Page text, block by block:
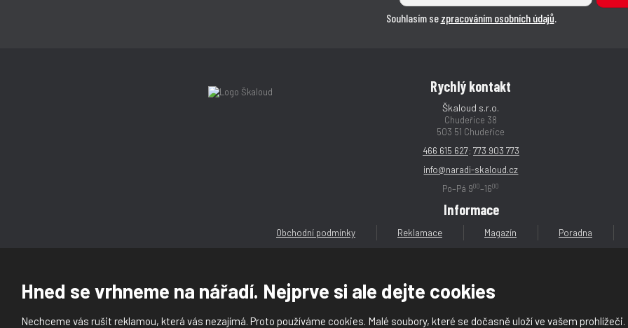
Hned se vrhneme na nářadí. Nejprve si ale dejte cookies
Nechceme vás rušit reklamou, která vás nezajímá. Proto používáme cookies. Malé soubory, které se dočasně uloží ve vašem
Souhlasím se zpracováním osobních údajů
Rychlý kontakt
Škaloud s.r.o.
Chudeřice 38
503 51 Chudeřice
466 615 627; 773 903 773
info@naradi-skaloud.cz
Po–Pá 900–1600
Informace
Obchodní podmínky Reklamace Magazín Poradna
© 2026, Škaloud s.r.o.